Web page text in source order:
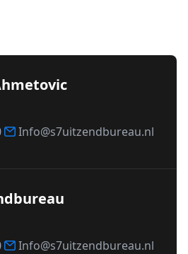
Info@s7uitzendbureau.nl
Info@s7uitzendbureau.nl